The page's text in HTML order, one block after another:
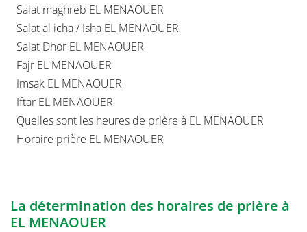
Salat maghreb EL MENAOUER
Salat al icha / Isha EL MENAOUER
Salat Dhor EL MENAOUER
Fajr EL MENAOUER
Imsak EL MENAOUER
Iftar EL MENAOUER
Quelles sont les heures de prière à EL MENAOUER
Horaire prière EL MENAOUER
La détermination des horaires de prière à
EL MENAOUER